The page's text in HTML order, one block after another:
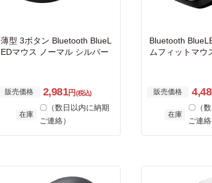
薄型 3ボタン Bluetooth BlueL
EDマウス ノーマル シルバー
販売価格 2,981円(税込)
在庫
〇（数日以内に納期
ご連絡）
Bluetooth
ムフィットマウ
販売価格
在庫
〇（
ご連絡